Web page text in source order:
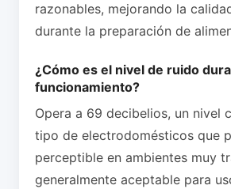
razonables, mejorando la
durante la preparación de
¿Cómo es el nivel de ruido
funcionamiento?
Opera a 69 decibelios, un nivel
tipo de electrodomésticos que
perceptible en ambientes muy
generalmente aceptable para